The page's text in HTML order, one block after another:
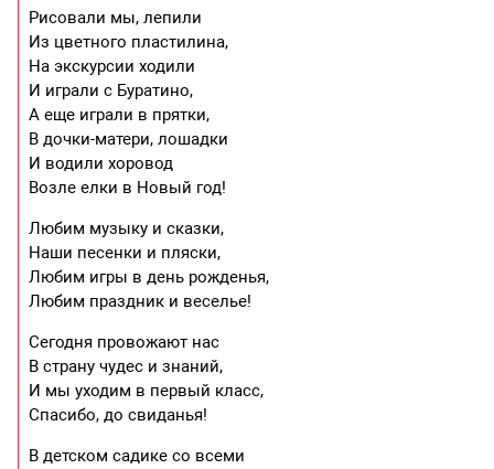
Рисовали мы, лепили
Из цветного пластилина,
На экскурсии ходили
И играли с Буратино,
А еще играли в прятки,
В дочки-матери, лошадки
И водили хоровод
Возле елки в Новый год!
Любим музыку и сказки,
Наши песенки и пляски,
Любим игры в день рожденья,
Любим праздник и веселье!
Сегодня провожают нас
В страну чудес и знаний,
И мы уходим в первый класс,
Спасибо, до свиданья!
В детском садике со всеми